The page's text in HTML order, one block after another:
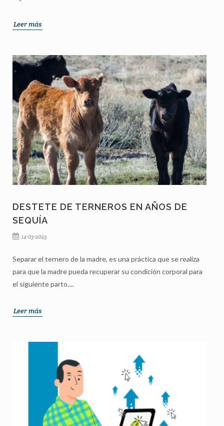
Leer más
DESTETE DE TERNEROS EN AÑOS DE
SEQUÍA
14-03-2023
Separar el ternero de la madre, es una práctica que se realiza
para que la madre pueda recuperar su condición corporal para
el siguiente parto....
Leer más